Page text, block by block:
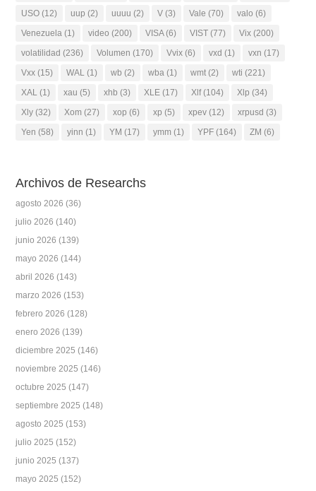
USO (12) uup (2) uuuu (2) V (3) Vale (70) valo (6)
Venezuela (1) video (200) VISA(6) VIST (77) Vix (200)
volatilidad (236) Volumen (170) Vvix (6) vxd (1) vxn (17)
Vxx (15) WAL (1) wb (2) wba (1) wmt (2) wti (221)
XAL (1) xau (5) xhb (3) XLE (17) Xlf(104) Xlp (34)
Xly (32) Xom (27) xop (6) xp (5) xpev (12) xrpusd (3)
Yen (58) yinn (1) YM (17) ymm (1) YPF (164) ZM (6)
Archivos de Researchs
agosto 2026 (36)
julio 2026 (140)
junio 2026 (139)
mayo 2026 (144)
abril 2026 (143)
marzo 2026 (153)
febrero 2026 (128)
enero 2026 (139)
diciembre 2025 (146)
noviembre 2025 (146)
octubre 2025 (147)
septiembre 2025 (148)
agosto 2025 (153)
julio 2025 (152)
junio 2025 (137)
mayo 2025 (152)